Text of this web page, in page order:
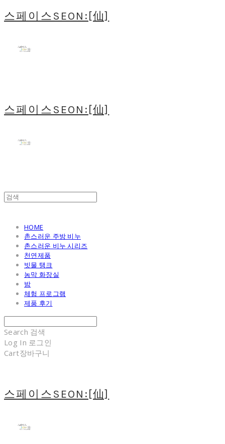
스페이스SEON:[仙]
스페이스SEON:[仙]
HOME
촌스러운 주방 비누
촌스러운 비누 시리즈
천연제품
빗물 탱크
농막 화장실
밤
체험 프로그램
제품 후기
Search 검색
Log In 로그인
Cart장바구니
스페이스SEON:[仙]